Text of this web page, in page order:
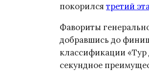
покорился третий
Фавориты
добравшись до
классификации «Тур
секундное